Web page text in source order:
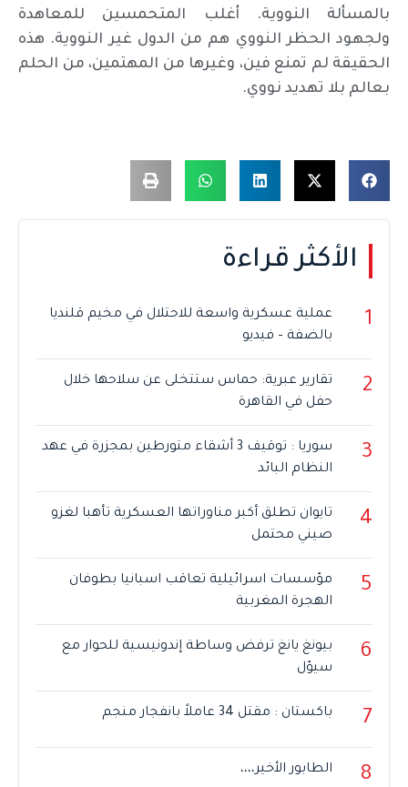
بالمسألة النووية. أغلب المتحمسين للمعاهدة
ولجهود الحظر النووي هم من الدول غير النووية. هذه
الحقيقة لم تمنع فين، وغيرها من المهتمين، من الحلم
بعالم بلا تهديد نووي.
الأكثر قراءة
1
عملية عسكرية واسعة للاحتلال في مخيم قلنديا
بالضفة – فيديو
2
تقارير عبرية: حماس ستتخلى عن سلاحها خلال
حفل في القاهرة
3
سوريا : توقيف 3 أشقاء متورطين بمجزرة في عهد
النظام البائد
4
تايوان تطلق أكبر مناوراتها العسكرية تأهبا لغزو
صيني محتمل
5
مؤسسات اسرائيلية تعاقب اسبانيا بطوفان
الهجرة المغربية
6
بيونغ يانغ ترفض وساطة إندونيسية للحوار مع
سيؤل
7 باكستان : مقتل 34 عاملاً بانفجار منجم
8 الطابور الأخير،،،،